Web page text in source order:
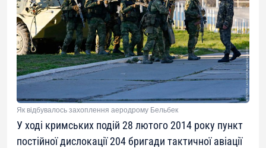
Як відбувалось захоплення аеродрому Бельбек
У ході кримських подій 28 лютого 2014 року пункт
постійної дислокації 204 бригади тактичної авіації